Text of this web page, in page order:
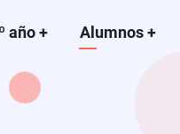
año+ Alumnos+